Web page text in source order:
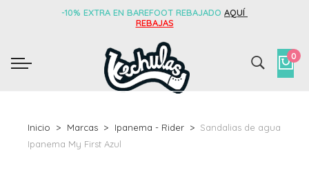
-10% EXTRA EN BAREFOOT REBAJADO AQUÍ
REBAJAS
0
Inicio Marcas Ipanema - Rider
Sandalias de agua
Ipanema My First Azul